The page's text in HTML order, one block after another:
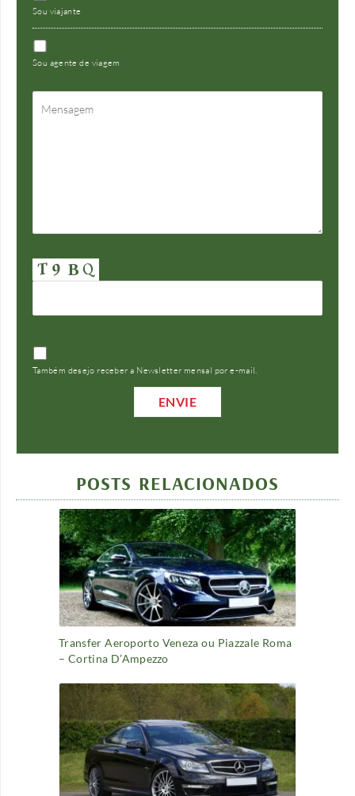
Sou viajante
Sou agente de viagem
Também desejo receber a Newsletter mensal por e-mail.
POSTS RELACIONADOS
Transfer Aeroporto Veneza ou Piazzale Roma
– Cortina D’Ampezzo